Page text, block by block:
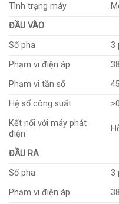
Tình trạng máy
ĐẦU VÀO
Số pha
3
Phạm vi điện áp
Phạm vi tần số
Hệ số công suất
Kết nối với máy phát
điện
ĐẦU RA
Số pha
3
Phạm vi điện áp